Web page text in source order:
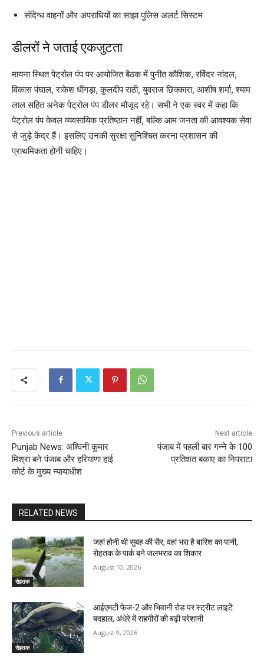
संदिग्ध वाहनों और अपराधियों का साझा पुलिस अलर्ट सिस्टम
डीलरों ने जताई एकजुटता
मायना स्थित पेट्रोल पंप पर आयोजित बैठक में पुनीत कौशिक, रविंदर नांदल,
विकास पंघाल, राकेश धींगड़ा, कुलदीप राठी, युवराज छिक्कारा, आशीष शर्मा, श्याम
लाल सहित अनेक पेट्रोल पंप डीलर मौजूद रहे। सभी ने एक स्वर में कहा कि
पेट्रोल पंप केवल व्यवसायिक प्रतिष्ठान नहीं, बल्कि आम जनता की आवश्यक सेवा
से जुड़े केंद्र हैं। इसलिए उनकी सुरक्षा सुनिश्चित करना प्रशासन की
प्राथमिकता होनी चाहिए।
Previous article
Punjab News: अश्विनी कुमार
मिश्रा बने पंजाब और हरियाणा हाई
कोर्ट के मुख्य न्यायाधीश
Next article
पंजाब में पहली बार गन्ने के 100
प्रतिशत बकाए का निपराटा
RELATED NEWS
रोहतक
जहां होनी थी सुबह की सैर, वहां भरा है बारिश का पानी,
रोहतक के पार्क बने जलभराव का शिकार
August 10, 2026
रोहतक
आईएमटी फेज-2 और भिवानी रोड पर स्ट्रीट लाइटें
बदहाल, अंधेरे में राहगीरों की बढ़ी परेशानी
August 9, 2026